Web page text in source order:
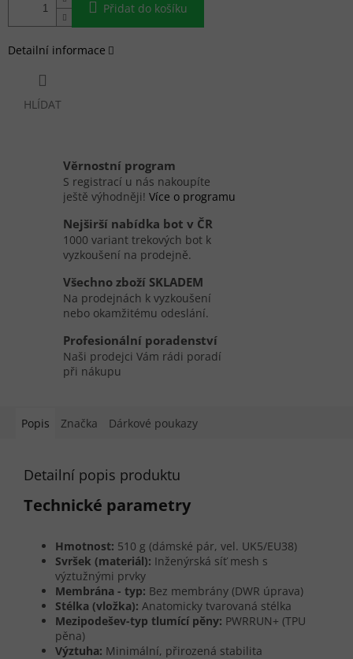
Přidat do košíku
Detailní informace
HLÍDAT
Věrnostní program
S registrací u nás nakoupíte
ještě výhodněji! Více o programu
Nejširší nabídka bot v ČR
1000 variant trekových bot k
vyzkoušení na prodejně.
Všechno zboží SKLADEM
Na prodejnách k vyzkoušení
nebo okamžitému odeslání.
Profesionální poradenství
Naši prodejci Vám rádi poradí
při nákupu
Popis Značka Dárkové poukazy
Detailní popis produktu
Technické parametry
Hmotnost: 510 g (dámské pár, vel. UK5/EU38)
Svršek (materiál): Inženýrská síť mesh s
výztužnými prvky
Membrána - typ: Bez membrány (DWR úprava)
Stélka (vložka): Anatomicky tvarovaná stélka
Mezipodešev-typ tlumící pěny: PWRRUN+ (TPU
pěna)
Výztuha: Minimální, přirozená stabilita